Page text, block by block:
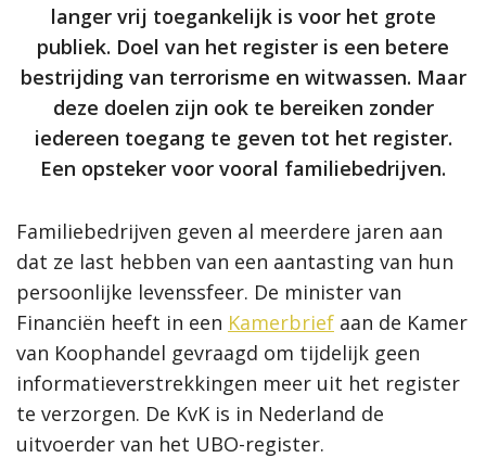
langer vrij toegankelijk is voor het grote
publiek. Doel van het register is een betere
bestrijding van terrorisme en witwassen. Maar
deze doelen zijn ook te bereiken zonder
iedereen toegang te geven tot het register.
Een opsteker voor vooral familiebedrijven.
Familiebedrijven geven al meerdere jaren aan
dat ze last hebben van een aantasting van hun
persoonlijke levenssfeer. De minister van
Financiën heeft in een Kamerbrief aan de Kamer
van Koophandel gevraagd om tijdelijk geen
informatieverstrekkingen meer uit het register
te verzorgen. De KvK is in Nederland de
uitvoerder van het UBO-register.